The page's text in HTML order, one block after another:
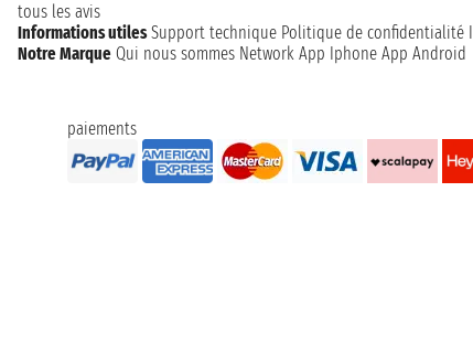
tous les avis
Informations utiles Support technique Politique de confidentialité
Notre Marque Qui nous sommes Network App Iphone App Android
paiements